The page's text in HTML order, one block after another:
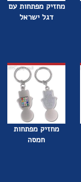
מחזיק מפתחות עם
דגל ישראל
מחזיק מפתחות
חמסה